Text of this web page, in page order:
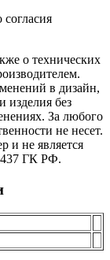
о технических
в дизайн,
изделия без
За любого
не несет.
и не является
437 ГК РФ.